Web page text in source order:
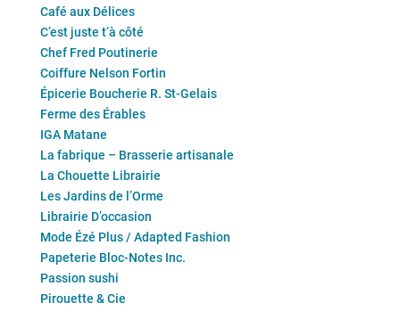
Café aux Délices
C’est juste t’à côté
Chef Fred Poutinerie
Coiffure Nelson Fortin
Épicerie Boucherie R. St-Gelais
Ferme des Érables
IGA Matane
La fabrique – Brasserie artisanale
La Chouette Librairie
Les Jardins de l’Orme
Librairie D’occasion
Mode Ézé Plus / Adapted Fashion
Papeterie Bloc-Notes Inc.
Passion sushi
Pirouette & Cie